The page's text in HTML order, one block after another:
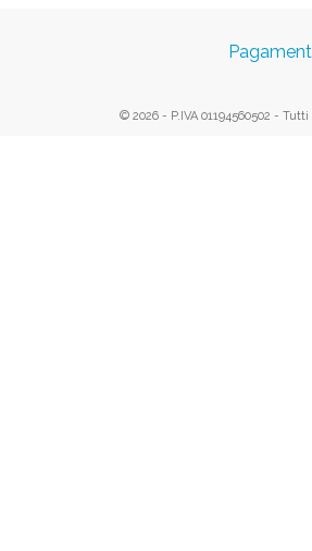
© 2026 - P.IVA 01194560502 -